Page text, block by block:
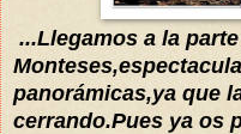
...Llegamos a la
Monteses,
panorámicas,ya que
cerrando.Pues ya os